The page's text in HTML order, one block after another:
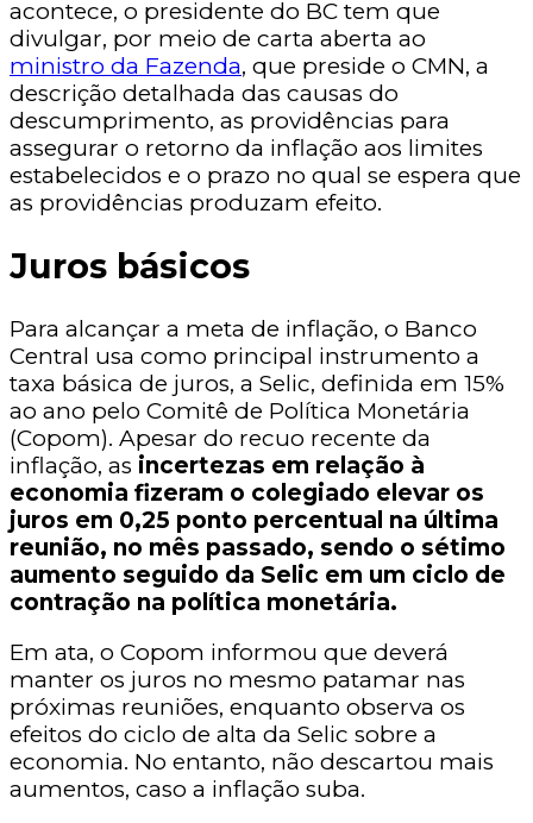
acontece, o presidente do BC tem que
divulgar, por meio de carta aberta ao
ministro da Fazenda, que preside o CMN, a
descrição detalhada das causas do
descumprimento, as providências para
assegurar o retorno da inflação aos limites
estabelecidos e o prazo no qual se espera que
as providências produzam efeito.
Juros básicos
Para alcançar a meta de inflação, o Banco
Central usa como principal instrumento a
taxa básica de juros, a Selic, definida em 15%
ao ano pelo Comitê de Política Monetária
(Copom). Apesar do recuo recente da
inflação, as incertezas em relação à
economia fizeram o colegiado elevar os
juros em 0,25 ponto percentual na última
reunião, no mês passado, sendo o sétimo
aumento seguido da Selic em um ciclo de
contração na política monetária.
Em ata, o Copom informou que deverá
manter os juros no mesmo patamar nas
próximas reuniões, enquanto observa os
efeitos do ciclo de alta da Selic sobre a
economia. No entanto, não descartou mais
aumentos, caso a inflação suba.